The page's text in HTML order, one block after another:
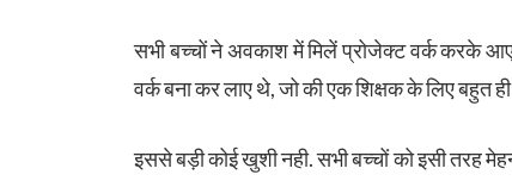
सभी बच्चों ने अवकाश में मिलें प्रोजेक्ट वर्क करके
वर्क बना कर लाए थे, जो की एक शिक्षक के लिए बहुत
इससे बड़ी कोई खुशी नही. सभी बच्चों को इसी तरह